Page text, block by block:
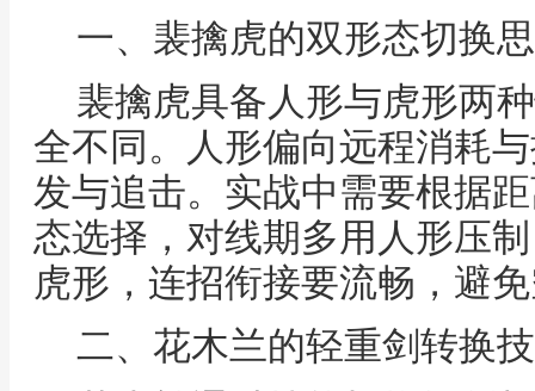
一、裴擒虎的双形态切换
裴擒虎具备人形与虎形两
全不同。人形偏向远程消耗
发与追击。实战中需要根据
态选择，对线期多用人形压
虎形，连招衔接要流畅，避
二、花木兰的轻重剑转换